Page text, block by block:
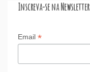
Inscreva-se na
Email *